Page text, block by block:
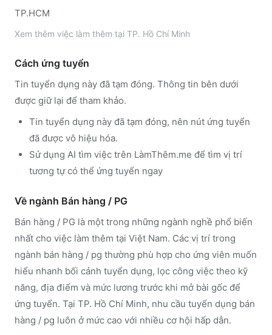
TP.HCM
Xem thêm việc làm thêm tại TP. Hồ Chí Minh
Cách ứng tuyển
Tin tuyển dụng này đã tạm đóng. Thông tin bên dưới
được giữ lại để tham khảo.
Tin tuyển dụng này đã tạm đóng, nên nút ứng tuyển
đã được vô hiệu hóa.
Sử dụng AI tìm việc trên LàmThêm.me để tìm vị trí
tương tự có thể ứng tuyển ngay
Về ngành Bán hàng / PG
Bán hàng / PG là một trong những ngành nghề phổ biến
nhất cho việc làm thêm tại Việt Nam. Các vị trí trong
ngành bán hàng / pg thường phù hợp cho ứng viên muốn
hiểu nhanh bối cảnh tuyển dụng, lọc công việc theo kỹ
năng, địa điểm và mức lương trước khi mở bài gốc để
ứng tuyển. Tại TP. Hồ Chí Minh, nhu cầu tuyển dụng bán
hàng / pg luôn ở mức cao với nhiều cơ hội hấp dẫn.